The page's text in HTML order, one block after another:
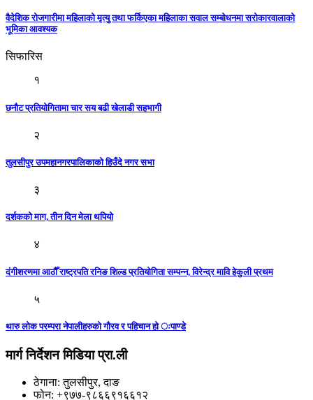
वैदेशिक रोजगारीमा महिलाको मृत्यु तथा फर्किएका महिलाका सवाल सम्बोधनमा सरोकारवालाको
भूमिका आवश्यक
सिफारिस
१
छनौट प्रतियोगितामा चार सय बढी खेलाडी सहभागी
२
तुलसीपुर उपमहानगरपालिकाको हिउँदे नगर सभा
३
दर्शककाे माग, तीन दिन मेला थपियाे
४
दंगीशरणमा आठौँ राष्ट्रपति रनिङ शिल्ड प्रतियोगिता सम्पन्न, विरेन्द्र मावि हेकुली प्रथम
५
थारु लोक परम्परा नेपालीहरुको गौरव र पहिचान हो ःपाण्डे
मार्ग निर्देशन मिडिया प्रा.ली
ठेगाना: तुलसीपुर, दाङ
फोन: +९७७-९८६६९१६६१२